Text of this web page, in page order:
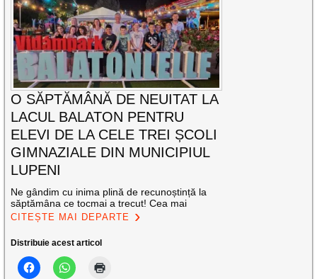
O SĂPTĂMÂNĂ DE NEUITAT LA
LACUL BALATON PENTRU
ELEVI DE LA CELE TREI ȘCOLI
GIMNAZIALE DIN MUNICIPIUL
LUPENI
Ne gândim cu inima plină de recunoștință la
săptămâna ce tocmai a trecut! Cea mai
CITEȘTE MAI DEPARTE
Distribuie acest articol